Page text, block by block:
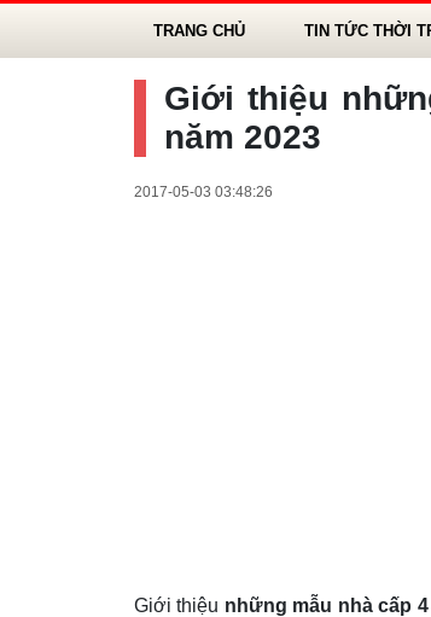
TRANG CHỦ TIN TỨC THỜI
Giới thiệu
năm 2023
2017-05-03 03:48:26
Giới thiệu những mẫu nhà cấp